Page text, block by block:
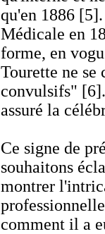
qu'en 1886
Médicale en
forme, en
Tourette ne se
convulsifs"
assuré la
Ce signe de
souhaitons
montrer
comment il a